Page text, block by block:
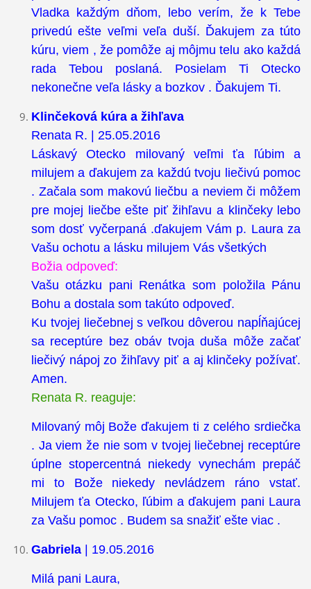
Vladka každým dňom, lebo verím, že k Tebe
privedú ešte veľmi veľa duší. Ďakujem za túto
kúru, viem , že pomôže aj môjmu telu ako každá
rada Tebou poslaná. Posielam Ti Otecko
nekonečne veľa lásky a bozkov . Ďakujem Ti.
Klinčeková kúra a žihľava
Renata R. | 25.05.2016
Láskavý Otecko milovaný veľmi ťa ľúbim a
milujem a ďakujem za každú tvoju liečivú pomoc
. Začala som makovú liečbu a neviem či môžem
pre mojej liečbe ešte piť žihľavu a klinčeky lebo
som dosť vyčerpaná .ďakujem Vám p. Laura za
Vašu ochotu a lásku milujem Vás všetkých
Božia odpoveď:
Vašu otázku pani Renátka som položila Pánu
Bohu a dostala som takúto odpoveď.
Ku tvojej liečebnej s veľkou dôverou napĺňajúcej
sa receptúre bez obáv tvoja duša môže začať
liečivý nápoj zo žihľavy piť a aj klinčeky požívať.
Amen.
Renata R. reaguje:
Milovaný môj Bože ďakujem ti z celého srdiečka
. Ja viem že nie som v tvojej liečebnej receptúre
úplne stopercentná niekedy vynechám prepáč
mi to Bože niekedy nevládzem ráno vstať.
Milujem ťa Otecko, ľúbim a ďakujem pani Laura
za Vašu pomoc . Budem sa snažiť ešte viac .
Gabriela | 19.05.2016
Milá pani Laura,